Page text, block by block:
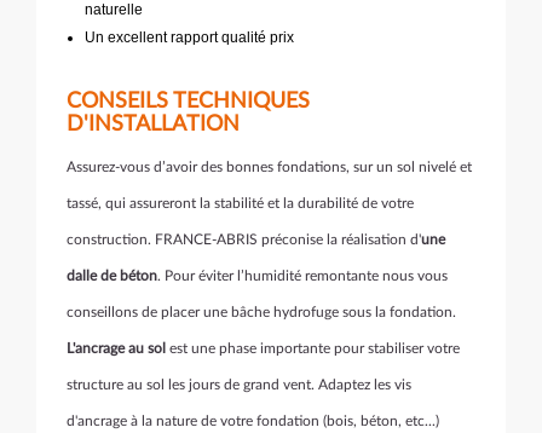
naturelle
Un excellent rapport qualité prix
CONSEILS TECHNIQUES
D'INSTALLATION
Assurez-vous d’avoir des bonnes fondations, sur un sol nivelé et
tassé, qui assureront la stabilité et la durabilité de votre
construction. FRANCE-ABRIS préconise la réalisation d'une
dalle de béton. Pour éviter l’humidité remontante nous vous
conseillons de placer une bâche hydrofuge sous la fondation.
L'ancrage au sol est une phase importante pour stabiliser votre
structure au sol les jours de grand vent. Adaptez les vis
d'ancrage à la nature de votre fondation (bois, béton, etc...)